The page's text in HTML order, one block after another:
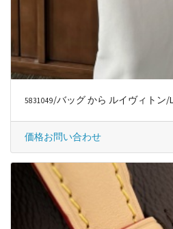
5831049/バッグ から ルイヴィトン/
価格お問い合わせ